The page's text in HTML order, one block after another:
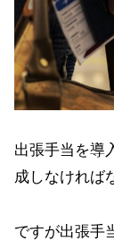
出張手当を導
成しなければ
ですが出張手